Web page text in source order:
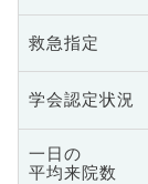
救急指定
学会認定状況
一日の
平均来院数